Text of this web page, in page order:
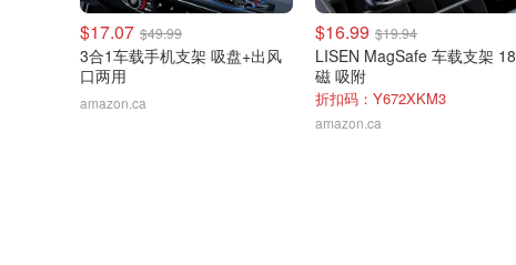
$17.07 $49.99
3合1车载手机支架 吸盘+出风
口两用
amazon.ca
$16.99 $19.94
LISEN MagSafe 车载支架 18
磁 吸附
折扣码：Y672XKM3
amazon.ca